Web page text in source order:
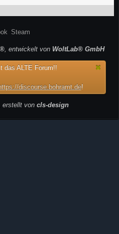
Steam
, entwickelt von WoltLab® GmbH
das ALTE Forum!!
discourse.bohramt.de!
erstellt von cls-design